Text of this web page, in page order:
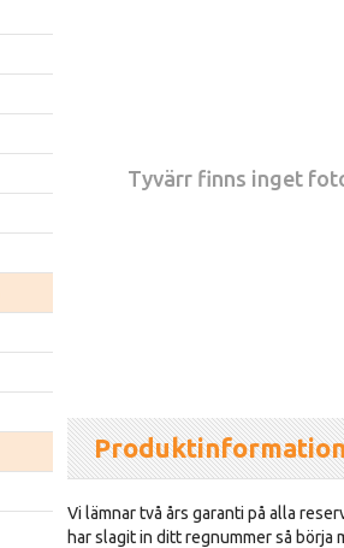
Tyvärr finns inget
Vi lämnar två års garanti på alla
har slagit in ditt regnummer så börja